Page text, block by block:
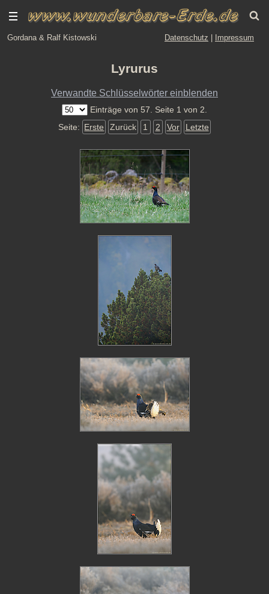
Gordana & Ralf Kistowski Datenschutz Impressum
Lyrurus
Verwandte Schlüsselwörter einblenden
Einträge von 57. Seite 1 von 2.
Seite: Erste Zurück 1 2 Vor Letzte